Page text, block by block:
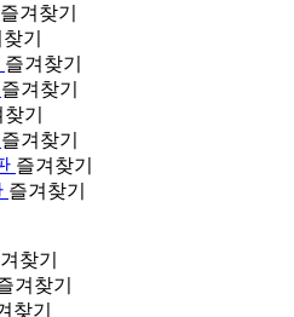
즐겨찾기
기
즐겨찾기
즐겨찾기
기
즐겨찾기
즐겨찾기
즐겨찾기
찾기
겨찾기
찾기